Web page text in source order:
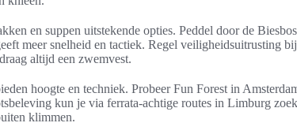
en suppen uitstekende opties. Peddel door de
meer snelheid en tactiek. Regel veiligheidsuitrusting
altijd een zwemvest.
hoogte en techniek. Probeer Fun Forest in
kun je via ferrata-achtige routes in Limburg
klimmen.